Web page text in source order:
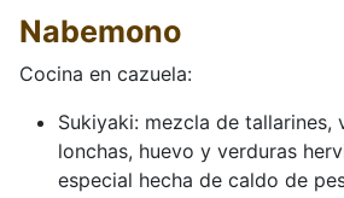
Nabemono
Cocina en cazuela:
Sukiyaki: mezcla de tallarines,
lonchas, huevo y verduras
especial hecha de caldo de